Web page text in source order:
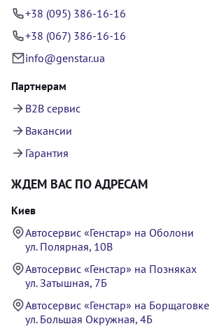
+38 (095) 386-16-16
+38 (067) 386-16-16
info@genstar.ua
Партнерам
B2B сервис
Вакансии
Гарантия
ЖДЕМ ВАС ПО АДРЕСАМ
Киев
Автосервис «Генстар» на Оболони
ул. Полярная, 10В
Автосервис «Генстар» на Позняках
ул. Затышная, 7Б
Автосервис «Генстар» на Борщаговке
ул. Большая Окружная, 4Б